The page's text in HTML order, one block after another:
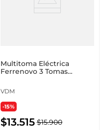
Multitoma Eléctrica
Ferrenovo 3 Tomas
Verde
VDM
-15%
$13.515 $15.900